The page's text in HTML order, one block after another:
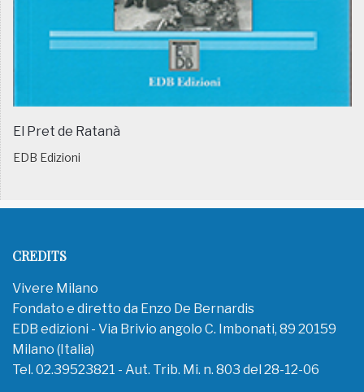
El Pret de Ratanà
EDB Edizioni
CREDITS
Vivere Milano
Fondato e diretto da Enzo De Bernardis
EDB edizioni - Via Brivio angolo C. Imbonati, 89 20159
Milano (Italia)
Tel. 02.39523821 - Aut. Trib. Mi. n. 803 del 28-12-06